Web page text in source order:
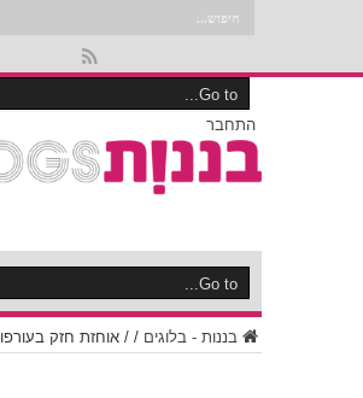
התחבר
בננות - בלוגים /
/ אוחזת חזק בעורפו